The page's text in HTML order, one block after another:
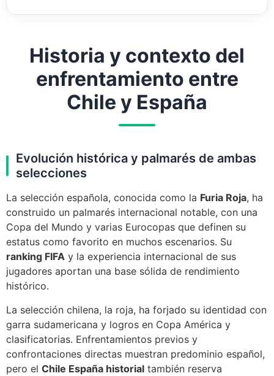
Historia y contexto del
enfrentamiento entre
Chile y España
Evolución histórica y palmarés de ambas
selecciones
La selección española, conocida como la Furia Roja, ha
construido un palmarés internacional notable, con una
Copa del Mundo y varias Eurocopas que definen su
estatus como favorito en muchos escenarios. Su
ranking FIFA y la experiencia internacional de sus
jugadores aportan una base sólida de rendimiento
histórico.
La selección chilena, la roja, ha forjado su identidad con
garra sudamericana y logros en Copa América y
clasificatorias. Enfrentamientos previos y
confrontaciones directas muestran predominio español,
pero el Chile España historial también reserva